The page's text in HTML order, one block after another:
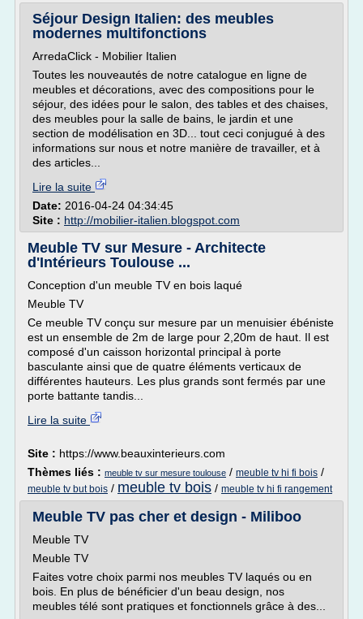
Séjour Design Italien: des meubles
modernes multifonctions
ArredaClick - Mobilier Italien
Toutes les nouveautés de notre catalogue en ligne de
meubles et décorations, avec des compositions pour le
séjour, des idées pour le salon, des tables et des chaises,
des meubles pour la salle de bains, le jardin et une
section de modélisation en 3D... tout ceci conjugué à des
informations sur nous et notre manière de travailler, et à
des articles...
Lire la suite
Date: 2016-04-24 04:34:45
Site : http://mobilier-italien.blogspot.com
Meuble TV sur Mesure - Architecte
d'Intérieurs Toulouse ...
Conception d'un meuble TV en bois laqué
Meuble TV
Ce meuble TV conçu sur mesure par un menuisier ébéniste
est un ensemble de 2m de large pour 2,20m de haut. Il est
composé d'un caisson horizontal principal à porte
basculante ainsi que de quatre éléments verticaux de
différentes hauteurs. Les plus grands sont fermés par une
porte battante tandis...
Lire la suite
Site : https://www.beauxinterieurs.com
Thèmes liés : meuble tv sur mesure toulouse / meuble tv hi fi bois /
meuble tv but bois / meuble tv bois / meuble tv hi fi rangement
Meuble TV pas cher et design - Miliboo
Meuble TV
Meuble TV
Faites votre choix parmi nos meubles TV laqués ou en
bois. En plus de bénéficier d'un beau design, nos
meubles télé sont pratiques et fonctionnels grâce à des...